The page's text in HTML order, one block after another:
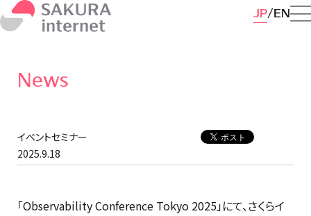
JP EN
News
イベントセミナー
2025.9.18
「Observability Conference Tokyo 2025」にて、さくらイ